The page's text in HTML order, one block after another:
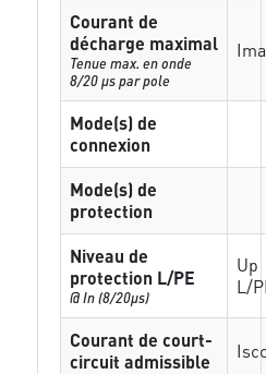
Courant de
décharge maximal
Tenue max. en onde
8/20 µs par pole
Mode(s) de
connexion
Mode(s) de
protection
Niveau de
protection L/PE
@ In (8/20µs)
Up
L/
Courant de court-
circuit admissible